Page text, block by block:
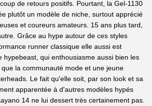
de retours positifs. Pourtant, la Gel-1130
plutôt un modèle de niche, surtout apprécié
et coureurs amateurs. 15 ans plus tard,
Grâce au hype autour de ces styles
runner classique elle aussi est
hypebeast, qui enthousiasme aussi bien les
la communauté mode et une jeune
Le fait qu'elle soit, par son look et sa
apparentée à d'autres modèles hypés
14 ne lui dessert très certainement pas.